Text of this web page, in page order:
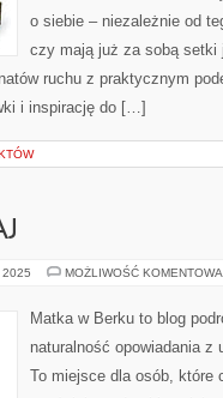
o siebie – niezależnie od
czy mają już za sobą setki
ruchu z praktycznym
i inspirację do […]
2025 MOŻLIWOŚĆ
Matka w Berku to blog
naturalność opowiadania
To miejsce dla osób, które